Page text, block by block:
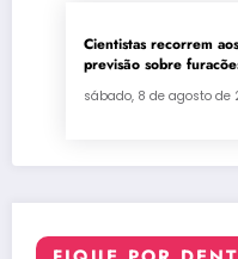
Cientistas recorrem
previsão sobre
sábado, 8 de agosto de